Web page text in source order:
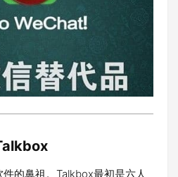
的鼻祖。Talkbox最初是六人